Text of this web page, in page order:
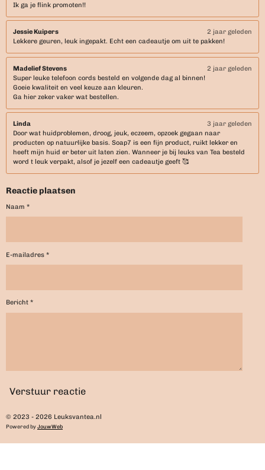
Ik ga je flink promoten!!
Jessie Kuipers
2 jaar geleden
Lekkere geuren, leuk ingepakt. Echt een cadeautje om uit te pakken!
Madelief Stevens
2 jaar geleden
Super leuke telefoon cords besteld en volgende dag al binnen!
Goeie kwaliteit en veel keuze aan kleuren.
Ga hier zeker vaker wat bestellen.
Linda
3 jaar geleden
Door wat huidproblemen, droog, jeuk, eczeem, opzoek gegaan naar
producten op natuurlijke basis. Soap7 is een fijn product, ruikt lekker en
heeft mijn huid er beter uit laten zien. Wanneer je bij leuks van Tea besteld
word t leuk verpakt, alsof je jezelf een cadeautje geeft 🥰
Reactie plaatsen
Naam *
E-mailadres *
Bericht *
Verstuur reactie
© 2023 - 2026 Leuksvantea.nl
Powered byJouwWeb